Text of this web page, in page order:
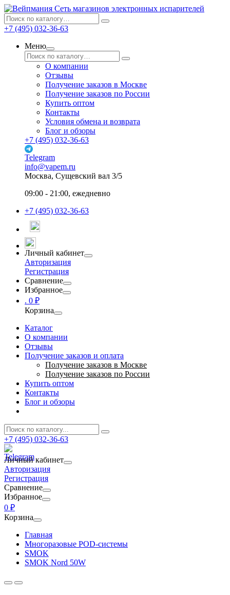
Сеть магазинов электронных испарителей
+7 (495) 032-36-63
Меню
О компании
Отзывы
Получение заказов в Москве
Получение заказов по России
Купить оптом
Контакты
Условия обмена и возврата
Блог и обзоры
+7 (495) 032-36-63
Telegram
info@vapem.ru
Москва, Сущевский вал 3/5
09:00 - 21:00, ежедневно
+7 (495) 032-36-63
Личный кабинет
Авторизация
Регистрация
Сравнение
Избранное
. 0 ₽
Корзина
Каталог
О компании
Отзывы
Получение заказов и оплата
Получение заказов в Москве
Получение заказов по России
Купить оптом
Контакты
Блог и обзоры
+7 (495) 032-36-63
Личный кабинет
Авторизация
Регистрация
Сравнение
Избранное
0 ₽
Корзина
Главная
Многоразовые POD-системы
SMOK
SMOK Nord 50W